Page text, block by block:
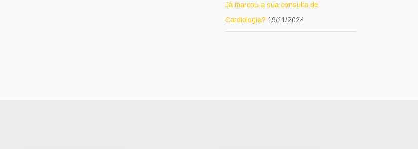
Já marcou a sua consulta de
Cardiologia? 19/11/2024